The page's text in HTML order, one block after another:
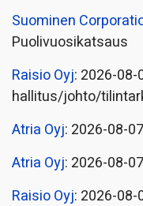
Suominen
Puolivuosikatsaus
Raisio Oyj: 2026-
hallitus/johto/
Atria Oyj: 2026-08-
Atria Oyj: 2026-08-
Raisio Oyj: 2026-